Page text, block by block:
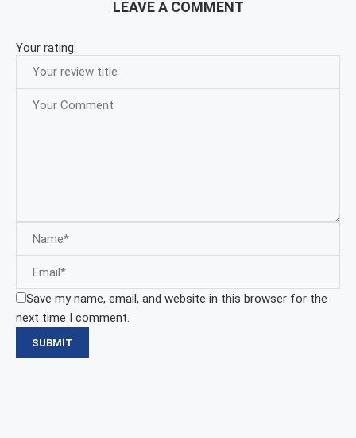
LEAVE A COMMENT
Your rating:
Save my name, email, and website in this browser for the
next time I comment.